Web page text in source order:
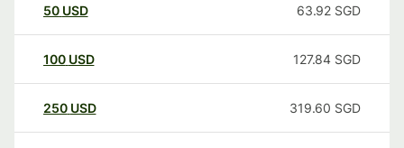
50 USD 63.92 SGD
100 USD 127.84 SGD
250 USD 319.60 SGD